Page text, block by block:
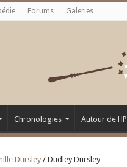
Forums Galeries
Chronologies Autour de HP
Dursley / Dudley Dursley